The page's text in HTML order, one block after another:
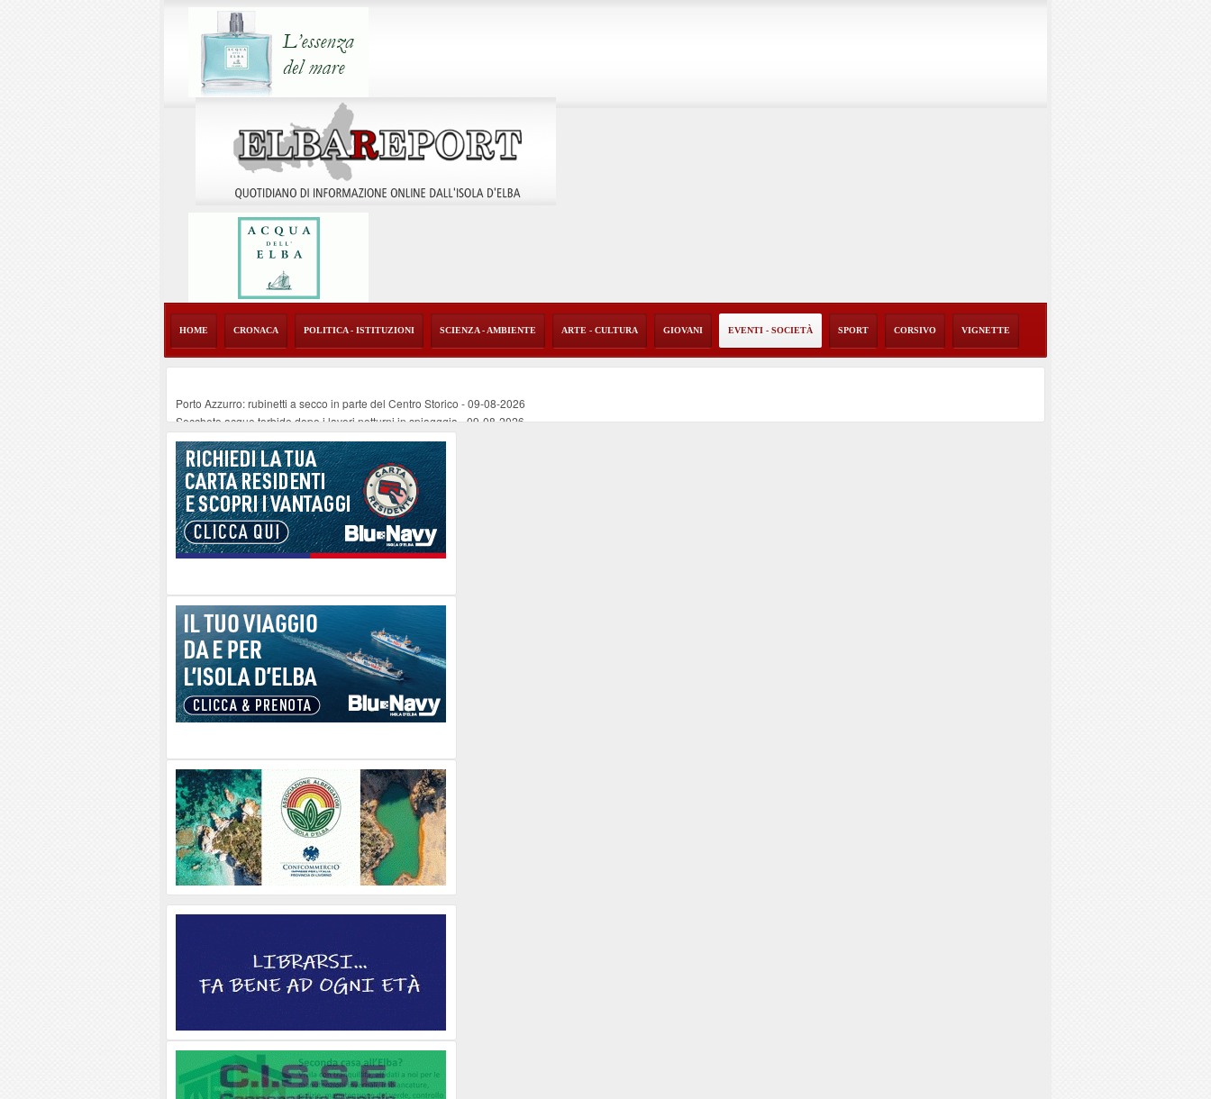
HOME CRONACA POLITICA - ISTITUZIONI SCIENZA - AMBIENTE ARTE - CULTURA GIOVANI EVENTI - SOCIETÀ SPORT CORSIVO VIGNETTE
Porto Azzurro: rubinetti a secco in parte del Centro Storico -09-08-2026
Seccheto acque torbide dopo i lavori notturni in spiagggia-09-08-2026
Se ccheto acque torbide dopo i lavori notturni in spiaggia
Se ccheto acque torbide dopo i lavori notturni in spiaggia
Se ccheto acque torbide dopo i lavori notturni in spiaggia